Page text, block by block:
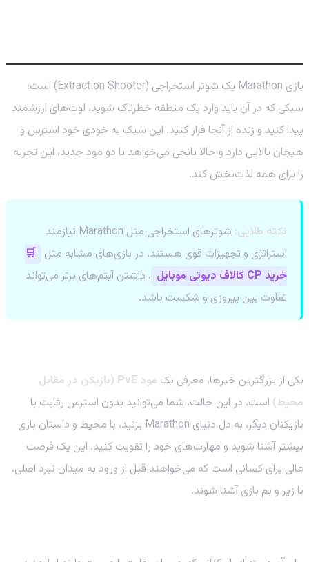
بازی Marathon یک شوتر استخراجی (Extraction Shooter) است؛
سبکی که در آن باید وارد یک منطقه خطرناک شوید، لوت‌های ارزشمند
پیدا کنید و زنده از آنجا فرار کنید. این سبک به خودی خود استرس و
هیجان بالایی دارد و حالا بانجی می‌خواهد با دو مود جدید، این تجربه
را برای همه لذت‌بخش کند.
نکته طلایی:
شوترهای استخراجی مثل Marathon نیازمند
استراتژی و تجهیزات قوی هستند. در بازی‌های مشابه مثل 🛒
خرید CP کالاف دیوتی موبایل
، داشتن آیتم‌های برتر می‌تواند
تفاوت بین پیروزی و شکست باشد.
یکی از بزرگترین خبرها، معرفی یک
مود PvE (بازیکن در مقابل
محیط) است. در این حالت، شما می‌توانید بدون استرس رقابت با
بازیکنان دیگر، به دل دنیای Marathon بزنید، با محیط و داستان بازی
بیشتر آشنا شوید و مهارت‌های خود را تقویت کنید. این یک فرصت
عالی برای کسانی است که می‌خواهند قبل از ورود به میدان نبرد اصلی،
با زیر و بم بازی آشنا شوند.